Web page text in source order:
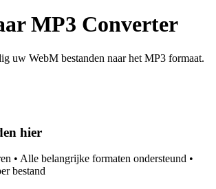
MP3 Converter
uw WebM bestanden naar het MP3 formaat.
hier
• Alle belangrijke formaten ondersteund •
bestand